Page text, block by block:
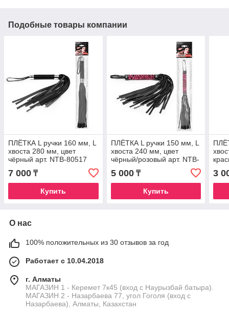
Подобные товары компании
ПЛЁТКА L ручки 160 мм, L
хвоста 280 мм, цвет
чёрный арт. NTB-80517
7 000 ₸
Купить
ПЛЁТКА L ручки 150 мм, L
хвоста 240 мм, цвет
чёрный/розовый арт. NTB-
5 000₸
Купить
3
О нас
100% положительных из 30 отзывов за год
Работает с 10.04.2018
г. Алматы
МАГАЗИН 1 - Керемет 7к45 (вход с Наурызбай батыра).
МАГАЗИН 2 - Назарбаева 77, угол Гоголя (вход с
Назарбаева), Алматы, Казахстан